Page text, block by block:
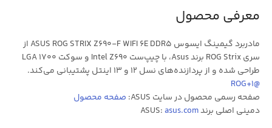
معرفی محصول
مادربرد گیمینگ ایسوس ASUS ROG STRIX Z690-F WIFI 6E DDR5 از
سری ROG Strix برند Asus، با چیپ‌ست Intel Z690 و سوکت LGA 1700
طراحی شده و از پردازنده‌های نسل ۱۲ و ۱۳ اینتل پشتیبانی می‌کند.
@ROG
+1
صفحه رسمی محصول در سایت ASUS:
صفحه محصول
دمینی اصلی برند ASUS:asus.com